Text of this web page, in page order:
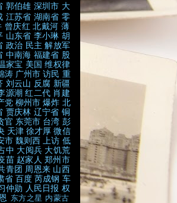
郭伯雄 深圳市 大
江苏省 湖南省 零
曾庆红 北戴河 薄
山东省 李小琳 胡
政治 民主 解放军
中南海 福建省 股
家宝 美国 维权律
涛 广州市 访民 重
刘云山 反腐 新疆
源潮 红二代 肖建
党 柳州市 爆炸 北
贾庆林 辽宁省 铜
官 东莞市 台湾 彭
天津 徐才厚 微信
市 魏则西 上访 低
中 大阅兵 大饥荒
苗 赵家人 郑州市
青团 周恩来 山西
省 百度 芮成钢 车
仲勋 人民日报 权
东方之星 内蒙古